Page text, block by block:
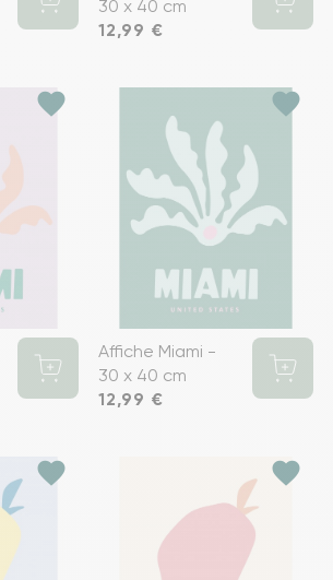
30 x 40 cm
Prix
12,99 €
favorite favorite
Affiche Miami -
30 x 40 cm
Prix
12,99 €
favorite favorite